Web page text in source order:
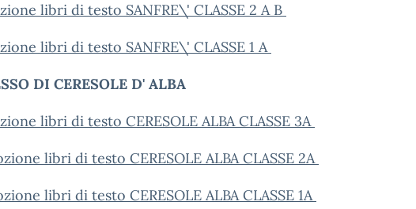
libri di testo SANFRE\' CLASSE 2 A B
libri di testo SANFRE\' CLASSE 1 A
DI CERESOLE D' ALBA
libri di testo CERESOLE ALBA CLASSE 3A
libri di testo CERESOLE ALBA CLASSE 2A
libri di testo CERESOLE ALBA CLASSE 1A